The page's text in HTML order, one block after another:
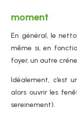
moment
En général, le
même si, en
foyer, un autre
Idéalement, c’est
alors ouvrir les
sereinement).